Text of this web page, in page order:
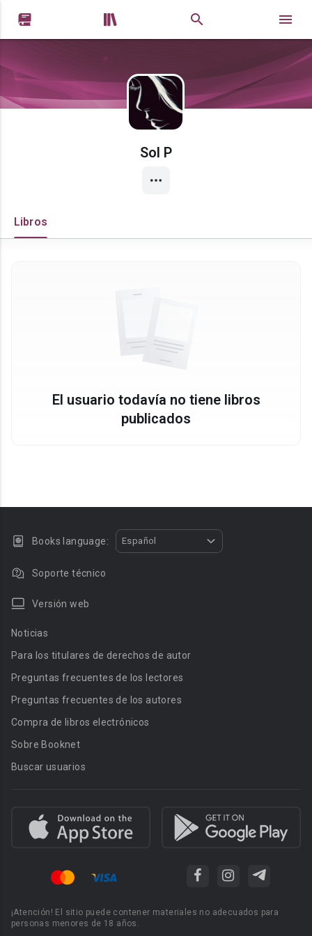
 
Sol P
Libros
El usuario todavía no tiene libros
publicados
Books language: Español
Soporte técnico
Versión web
Noticias
Para los titulares de derechos de autor
Preguntas frecuentes de los lectores
Preguntas frecuentes de los autores
Compra de libros electrónicos
Sobre Booknet
Buscar usuarios
¡Atención! El sitio puede contener materiales no adecuados para
personas menores de 18 años.